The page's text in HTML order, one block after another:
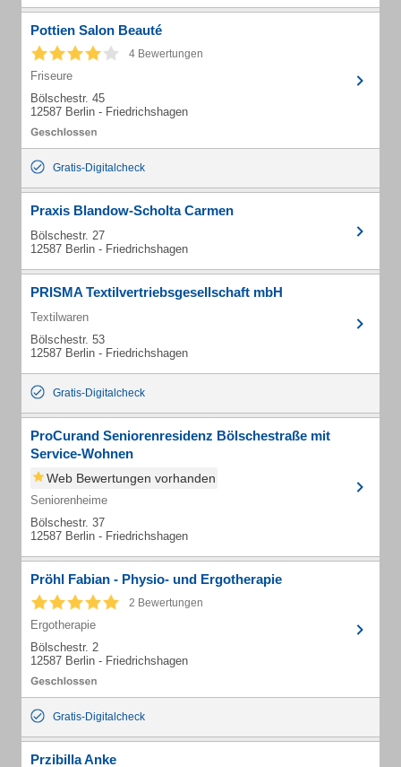
Pottien Salon Beauté
4 Bewertungen
Friseure
Bölschestr. 45
12587 Berlin - Friedrichshagen
Gratis-Digitalcheck
Praxis Blandow-Scholta Carmen
Bölschestr. 27
12587 Berlin - Friedrichshagen
PRISMA Textilvertriebsgesellschaft mbH
Textilwaren
Bölschestr. 53
12587 Berlin - Friedrichshagen
Gratis-Digitalcheck
ProCurand Seniorenresidenz Bölschestraße mit
Service-Wohnen
Web Bewertungen vorhanden
Seniorenheime
Bölschestr. 37
12587 Berlin - Friedrichshagen
Pröhl Fabian - Physio- und Ergotherapie
2 Bewertungen
Ergotherapie
Bölschestr. 2
12587 Berlin - Friedrichshagen
Gratis-Digitalcheck
Przibilla Anke